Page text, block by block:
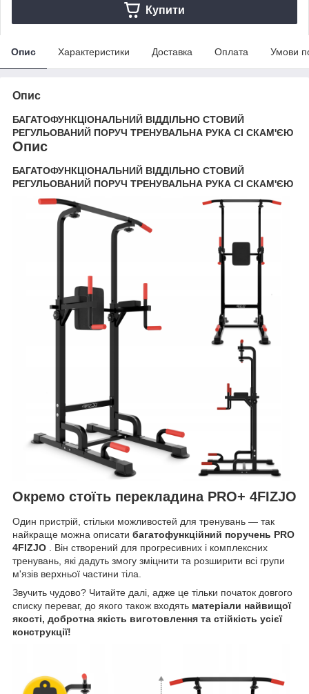
Купити
Опис Характеристики Доставка Оплата Умови
Опис
БАГАТОФУНКЦІОНАЛЬНИЙ ВІДДІЛЬНО СТОВИЙ
РЕГУЛЬОВАНИЙ ПОРУЧ ТРЕНУВАЛЬНА РУКА СІ СКАМ'ЄЮ
Опис
БАГАТОФУНКЦІОНАЛЬНИЙ ВІДДІЛЬНО СТОВИЙ
РЕГУЛЬОВАНИЙ ПОРУЧ ТРЕНУВАЛЬНА РУКА СІ СКАМ'ЄЮ
Окремо стоїть перекладина PRO+ 4FIZJO
Один пристрій, стільки можливостей для тренувань — так
найкраще можна описати багатофункційний поручень PRO
4FIZJO . Він створений для прогресивних і комплексних
тренувань, які дадуть змогу зміцнити та розширити всі групи
м'язів верхньої частини тіла.
Звучить чудово? Читайте далі, адже це тільки початок довгого
списку переваг, до якого також входять матеріали найвищої
якості, добротна якість виготовлення та стійкість усієї
конструкції!